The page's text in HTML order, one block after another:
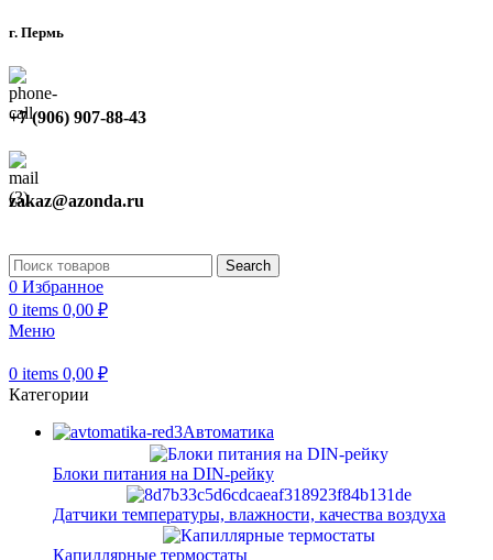
г. Пермь
+7 (906) 907-88-43
zakaz@azonda.ru
Search
0 Избранное
0 items 0,00 ₽
Меню
0 items 0,00 ₽
Категории
Автоматика
Блоки питания на DIN-рейку
Датчики температуры, влажности, качества воздуха
Капиллярные термостаты